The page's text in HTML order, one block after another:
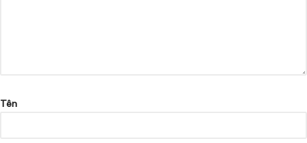
Tên